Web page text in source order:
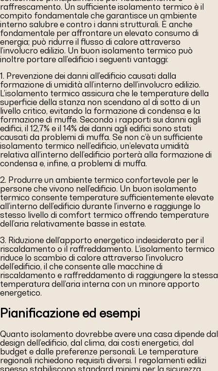
raffrescamento. Un sufficiente isolamento termico è il
compito fondamentale che garantisce un ambiente
interno salubre e contro i danni strutturali. È anche
fondamentale per affrontare un elevato consumo di
energia; può ridurre il flusso di calore attraverso
l’involucro edilizio. Un buon isolamento termico può
inoltre portare all’edificio i seguenti vantaggi:
1. Prevenzione dei danni all’edificio causati dalla
formazione di umidità all’interno dell’involucro edilizio.
L’isolamento termico assicura che le temperature della
superficie della stanza non scendano al di sotto di un
livello critico, evitando la formazione di condensa e la
formazione di muffe. Secondo i rapporti sui danni agli
edifici, il 12,7% e il 14% dei danni agli edifici sono stati
causati da problemi di muffa. Se non c’è un sufficiente
isolamento termico nell’edificio, un’elevata umidità
relativa all’interno dell’edificio porterà alla formazione di
condensa e, infine, a problemi di muffa.
2. Produrre un ambiente termico confortevole per le
persone che vivono nell’edificio. Un buon isolamento
termico consente temperature sufficientemente elevate
all’interno dell’edificio durante l’inverno e raggiunge lo
stesso livello di comfort termico offrendo temperature
dell’aria relativamente basse in estate.
3. Riduzione dell’apporto energetico indesiderato per il
riscaldamento o il raffreddamento. L’isolamento termico
riduce lo scambio di calore attraverso l’involucro
dell’edificio, il che consente alle macchine di
riscaldamento e raffreddamento di raggiungere la stessa
temperatura dell’aria interna con un minore apporto
energetico.
Pianificazione ed esempi
Quanto isolamento dovrebbe avere una casa dipende dal
design dell’edificio, dal clima, dai costi energetici, dal
budget e dalle preferenze personali. Le temperature
regionali richiedono requisiti diversi. I regolamenti edilizi
spesso stabiliscono standard minimi per la sicurezza